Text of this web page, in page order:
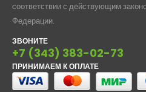
соответствии с действующим
Федерации.
ЗВОНИТЕ
+7 (343) 383-02-73
ПРИНИМАЕМ К ОПЛАТЕ